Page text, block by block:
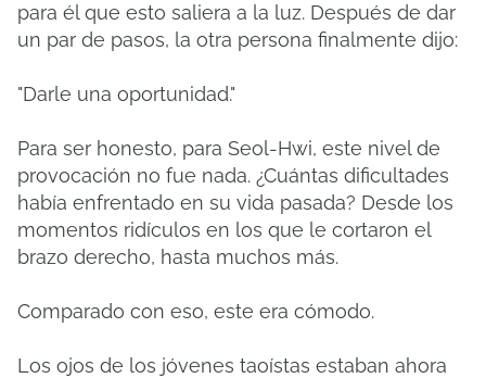
para él que esto saliera a la luz. Después de dar
un par de pasos, la otra persona finalmente dijo:
"Darle una oportunidad."
Para ser honesto, para Seol-Hwi, este nivel de
provocación no fue nada. ¿Cuántas dificultades
había enfrentado en su vida pasada? Desde los
momentos ridículos en los que le cortaron el
brazo derecho, hasta muchos más.
Comparado con eso, este era cómodo.
Los ojos de los jóvenes taoístas estaban ahora